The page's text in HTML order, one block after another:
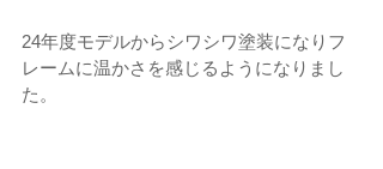
24年度モデルからシワシワ塗装になりフ
レームに温かさを感じるようになりまし
た。